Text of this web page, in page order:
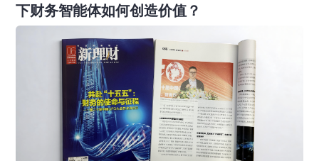
下财务智能体如何创造价值？